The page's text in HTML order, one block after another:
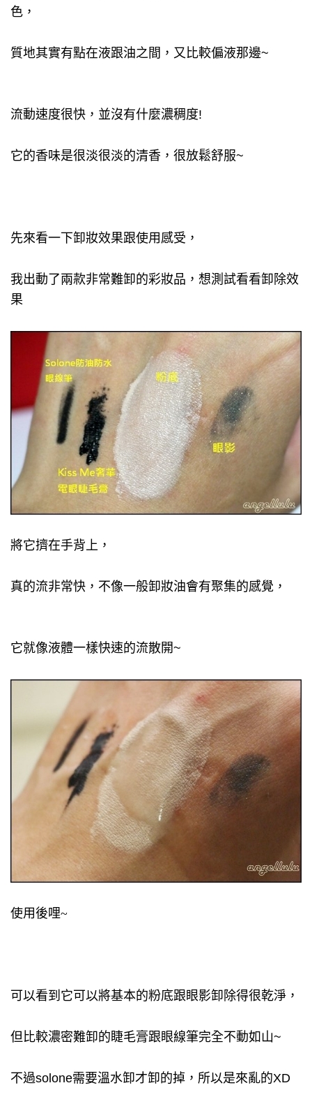
色，
質地其實有點在液跟油之間，又比較偏液那邊~
流動速度很快，並沒有什麼濃稠度!
它的香味是很淡很淡的清香，很放鬆舒服~
先來看一下卸妝效果跟使用感受，
我出動了兩款非常難卸的彩妝品，想測試看看卸除效
果
將它擠在手背上，
真的流非常快，不像一般卸妝油會有聚集的感覺，
它就像液體一樣快速的流散開~
使用後哩~
可以看到它可以將基本的粉底跟眼影卸除得很乾淨，
但比較濃密難卸的睫毛膏跟眼線筆完全不動如山~
不過solone需要溫水卸才卸的掉，所以是來亂的XD